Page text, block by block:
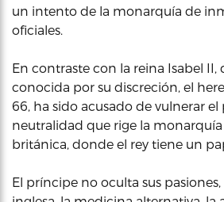
un intento de la monarquía de
oficiales.
En contraste con la reina Isabel II,
conocida por su discreción, el
66, ha sido acusado de vulnerar
neutralidad que rige la
británica, donde el rey tiene un
El príncipe no oculta sus